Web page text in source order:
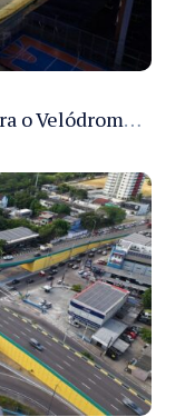
Prefeitura de Manaus reinaugura o Velódromo Professora Alzira Campos e entrega espaço esportivo totalmente revitalizado